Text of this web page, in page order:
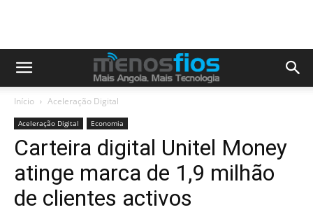
Início Aceleração Digital
Aceleração Digital Economia
Carteira digital Unitel Money
atinge marca de 1,9 milhão
de clientes activos